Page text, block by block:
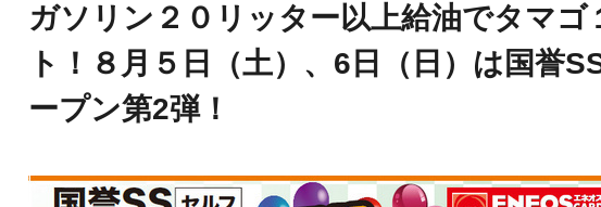
ガソリン２０リッター以上給油でタマゴ
ト！８月５日（土）、6日（日）は国誉
ープン第2弾！